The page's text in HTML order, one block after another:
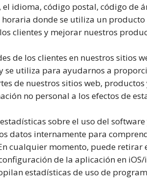
idioma, código postal, código de
donde se utiliza un
clientes y mejorar nuestros
de los clientes en nuestros sitios
se utiliza para ayudarnos a
de nuestros sitios web, productos
no personal a los efectos de
sobre el uso del
datos internamente para
cualquier momento, puede
de la aplicación en iOS/
estadísticas de uso de